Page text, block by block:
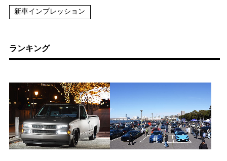
新車インプレッション
ランキング